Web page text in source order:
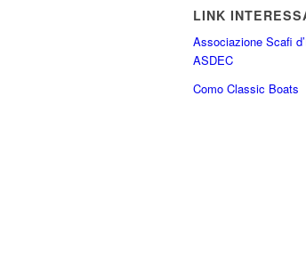
LINK
Associazione Scafi
ASDEC
Como Classic Boats